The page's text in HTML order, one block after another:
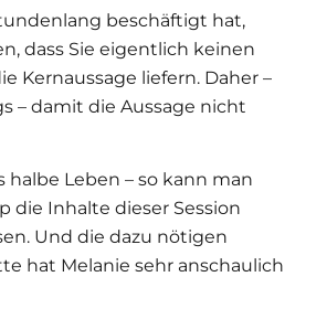
beschäftigt hat,
dass Sie eigentlich keinen
Kernaussage liefern. Daher –
– damit die Aussage nicht
halbe Leben – so kann man
die Inhalte dieser Session
Und die dazu nötigen
hat Melanie sehr anschaulich